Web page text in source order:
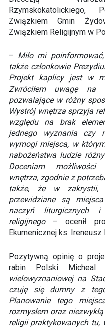
Rzymskokatolickiego,
Związkiem Gmin
Związkiem Religijnym w
– Miło mi
także członkowie
Projekt kaplicy jest w
Zwróciłem uwagę na
pozwalające w różny
Wystrój wnętrza sprzyja
względu na brak
jednego wyznania czy
wymogi miejsca, w
nabożeństwa ludzie
Doceniam możliwości
wnętrza, zgodnie z
także, że w zakrystii,
przewidziane są
naczyń liturgicznych
religijnego– ocenił
Ekumenicznej ks. Ireneusz
Pozytywną opinię o
rabin Polski Micheal
wielowyznaniowej na
czuję się dumny z
Planowanie tego
rozmysłem oraz
religii praktykowanych tu,